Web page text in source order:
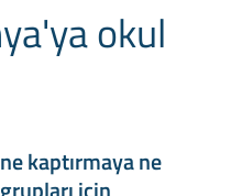
okul
kaptırmaya ne